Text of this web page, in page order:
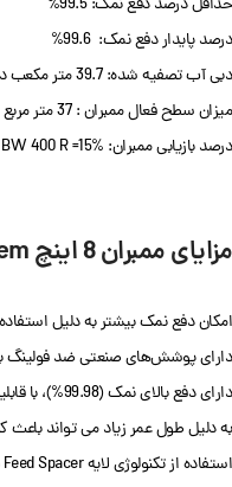
حداقل درصد دفع نمک: 99.5%
درصد پایدار دفع نمک: 99.6%
دبی آب تصفیه شده: 39.7 متر مکعب در روز
میزان سطح فعال ممبران : 37 متر مربع
درصد بازیابی ممبران: LG BW 400 R =15%
مزایای ممبران 8 اینچ LG Chem مدل LG BW 400 R
امکان دفع نمک بیشتر به دلیل
دارای پوشش‌های صنعتی ضد فولینگ
دارای دفع بالای نمک (99.98%)، با قابلیت تحمل و طول عمر بالا
به دلیل طول عمر زیاد می تواند